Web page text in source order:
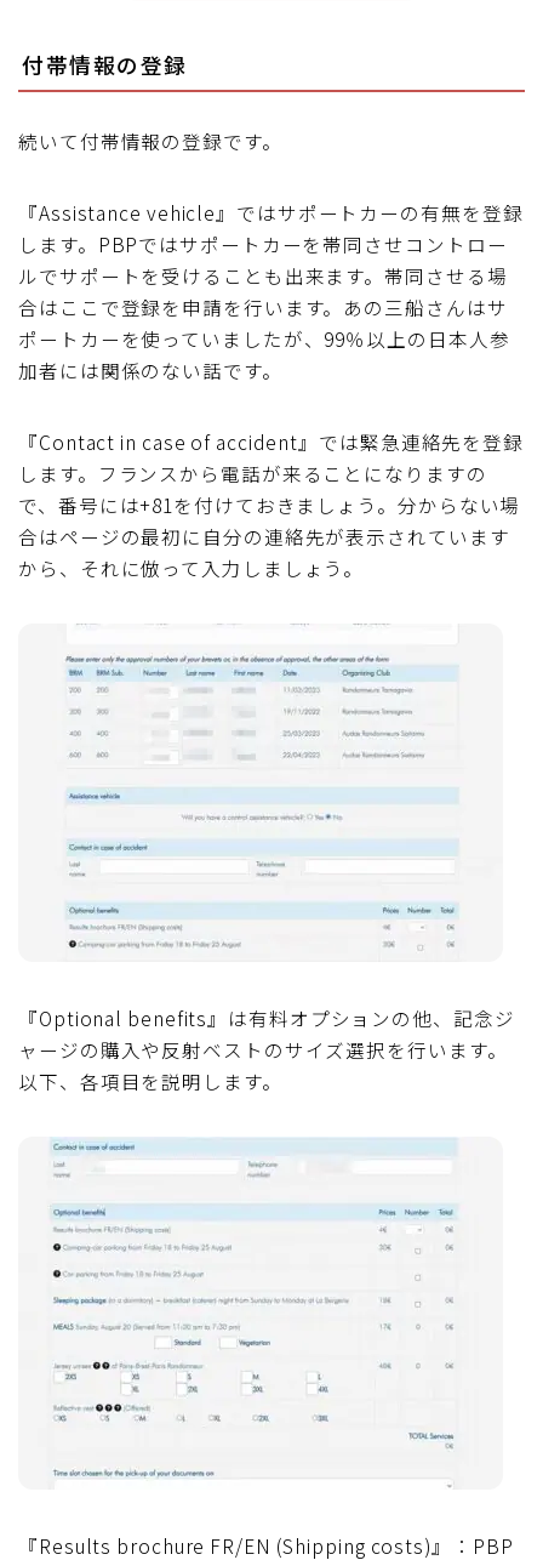
付帯情報の登録
続いて付帯情報の登録です。
『Assistance vehicle』ではサポートカーの有無を登録
します。PBPではサポートカーを帯同させコントロー
ルでサポートを受けることも出来ます。帯同させる場
合はここで登録を申請を行います。あの三船さんはサ
ポートカーを使っていましたが、99％以上の日本人参
加者には関係のない話です。
『Contact in case of accident』では緊急連絡先を登録
します。フランスから電話が来ることになりますの
で、番号には+81を付けておきましょう。分からない場
合はページの最初に自分の連絡先が表示されています
から、それに倣って入力しましょう。
『Optional benefits』は有料オプションの他、記念ジ
ャージの購入や反射ベストのサイズ選択を行います。
以下、各項目を説明します。
『Results brochure FR/EN (Shipping costs)』：PBP